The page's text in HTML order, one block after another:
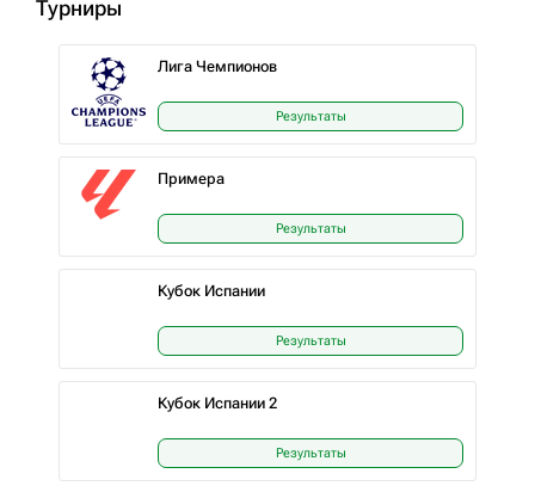
Турниры
Лига Чемпионов
Результаты
Примера
Результаты
Кубок Испании
Результаты
Кубок Испании 2
Результаты